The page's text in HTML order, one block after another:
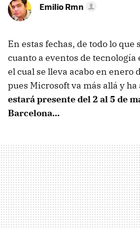
Emilio Rmn
En estas fechas, de todo lo que
cuanto a eventos de tecnología
el cual se lleva acabo en enero
pues Microsoft va más allá y
estará presente del 2 al 5 de
Barcelona...